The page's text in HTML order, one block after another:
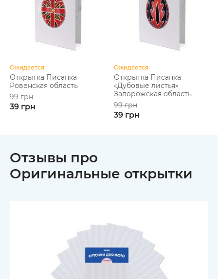
Ожидается
Открытка Писанка
Ровенская область
99 грн
39 грн
Ожидается
Открытка Писанка
«Дубовые листья»
Запорожская область
99 грн
39 грн
Отзывы про
Оригинальные открытки